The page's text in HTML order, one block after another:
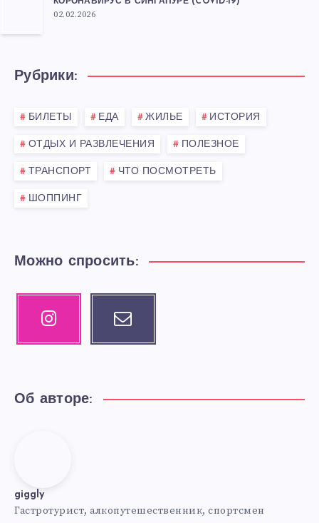
02.02.2026
Рубрики:
БИЛЕТЫ ЕДА ЖИЛЬЕ ИСТОРИЯ
ОТДЫХ И РАЗВЛЕЧЕНИЯ ПОЛЕЗНОЕ
ТРАНСПОРТ ЧТО ПОСМОТРЕТЬ
ШОППИНГ
Можно спросить:
Instagram Email
Contact
Об авторе:
giggly
Гастротурист, алкопутешественник, спортсмен